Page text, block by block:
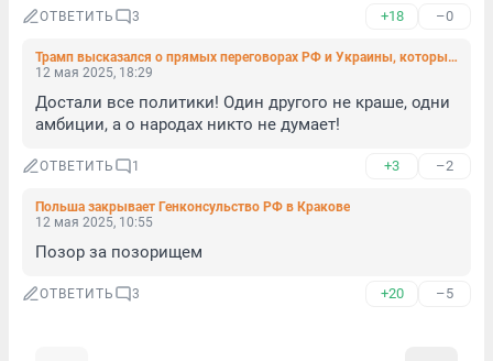
ОТВЕТИТЬ 3 +18 –0
Трамп высказался о прямых переговорах РФ и Украины, которые могут состояться 15 мая
12 мая 2025, 18:29
Достали все политики! Один другого не краше, одни
амбиции, а о народах никто не думает!
ОТВЕТИТЬ 1 +3 –2
Польша закрывает Генконсульство РФ в Кракове
12 мая 2025, 10:55
Позор за позорищем
ОТВЕТИТЬ 3 +20 –5